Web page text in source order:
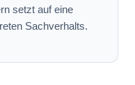
setzt auf eine
Sachverhalts.